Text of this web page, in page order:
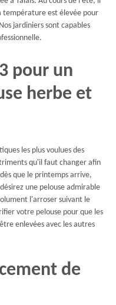
température est élevée pour
jardiniers sont capables
pour un
herbe et
les plus voulues des
qu'il faut changer afin
que le printemps arrive,
une pelouse admirable
l'arroser suivant le
votre pelouse pour que les
enlevées avec les autres
de